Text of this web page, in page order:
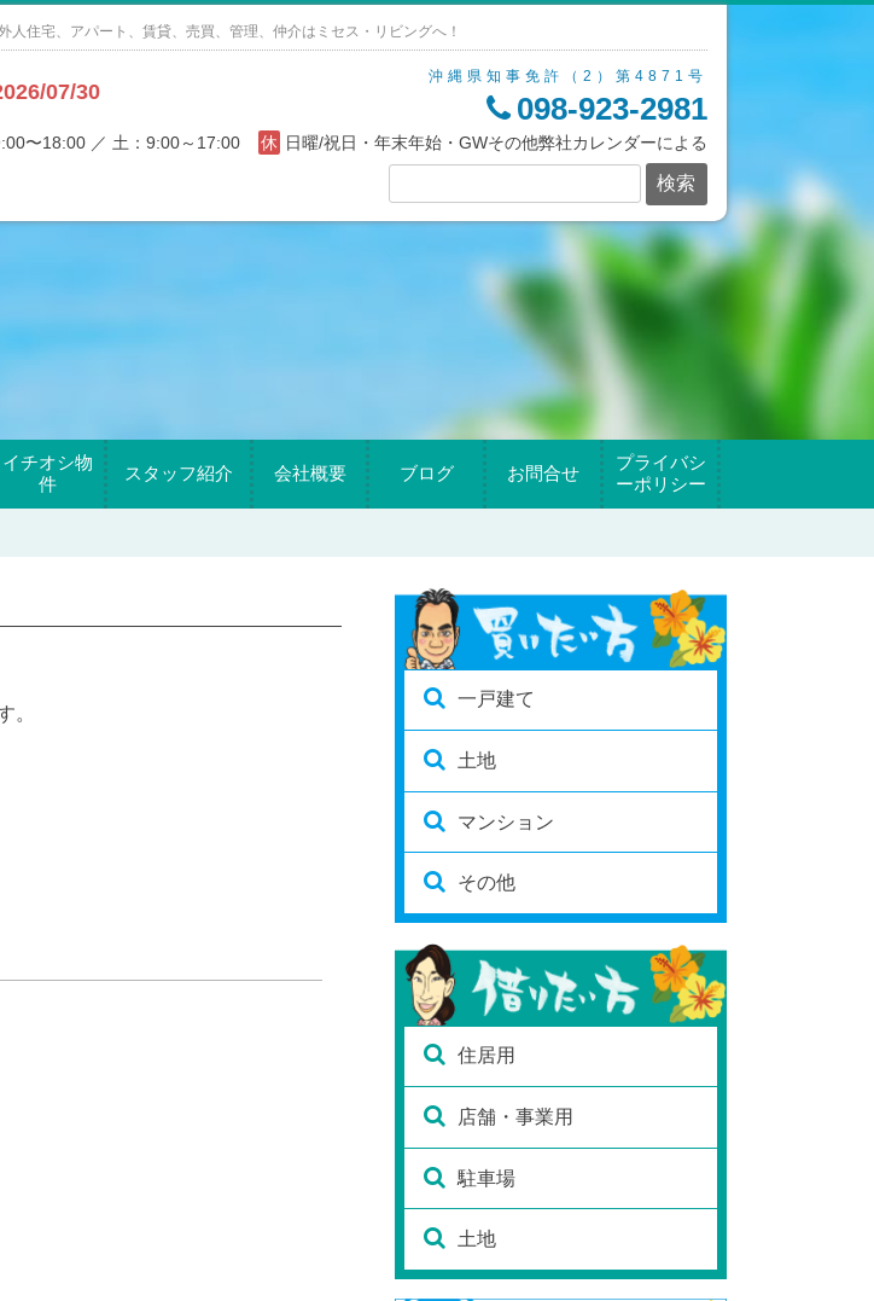
住宅、アパート、賃貸、売買、管理、仲介はミセス・リビングへ！
07/30
沖縄県知事免許（2）第4871号
098-923-2981
〜18:00 ／ 土：9:00～17:00 休 日曜/祝日・年末年始・GWその他弊社カレンダーによる
イチオシ物
件
スタッフ紹介 会社概要 ブログ お問合せ
プライバシ
ーポリシー
。
一戸建て
土地
マンション
その他
住居用
店舗・事業用
駐車場
土地